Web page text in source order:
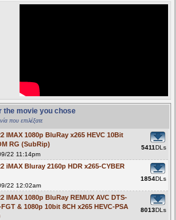
the movie you chose
που επιλέξατε
IMAX 1080p BluRay x265 HEVC 10Bit
RG (SubRip)
22 11:14pm
5411DLs
iMAX Bluray 2160p HDR x265-CYBER
22 12:02am
1854DLs
IMAX 1080p BluRay REMUX AVC DTS-
& 1080p 10bit 8CH x265 HEVC-PSA
8013DLs